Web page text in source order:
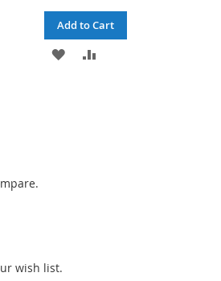
Add to Cart
ADD
wish list.